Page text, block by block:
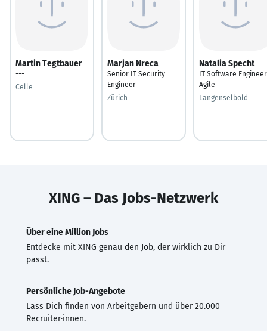
Martin Tegtbauer
---
Celle
Marjan Nreca
Senior IT Security
Engineer
Zürich
Natalia Specht
IT Software Engineer
Agile
Langenselbold
XING – Das Jobs-Netzwerk
Über eine Million Jobs
Entdecke mit XING genau den Job, der wirklich zu Dir
passt.
Persönliche Job-Angebote
Lass Dich finden von Arbeitgebern und über 20.000
Recruiter·innen.